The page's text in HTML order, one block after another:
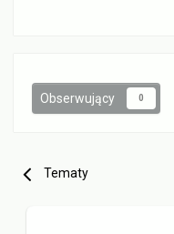
Obserwujący 0
Tematy